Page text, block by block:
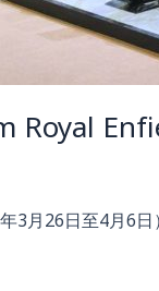
Royal
3月26日至4月6